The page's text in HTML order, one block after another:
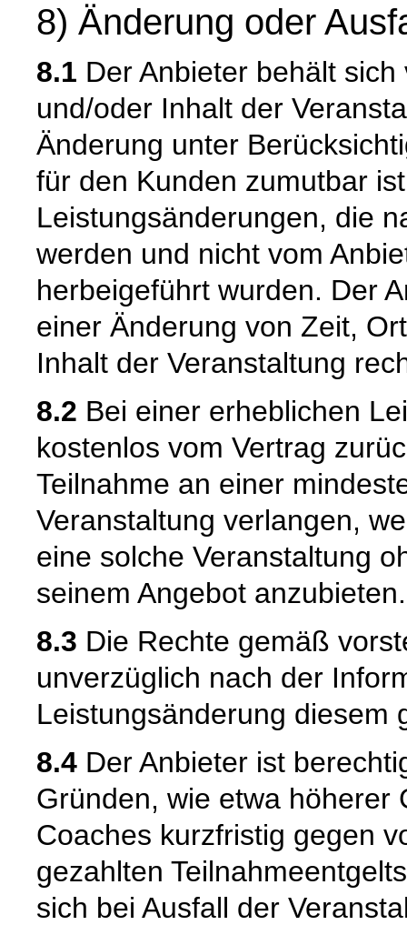
8) Änderung oder
8.1 Der Anbieter behält
und/oder Inhalt der
Änderung unter
für den Kunden zumutbar
Leistungsänderungen, die
werden und nicht vom
herbeigeführt wurden. Der
einer Änderung von Zeit,
Inhalt der Veranstaltung
8.2 Bei einer erheblichen
kostenlos vom Vertrag
Teilnahme an einer
Veranstaltung verlangen,
eine solche Veranstaltung
seinem Angebot anzubieten.
8.3 Die Rechte gemäß
unverzüglich nach der
Leistungsänderung diesem
8.4 Der Anbieter ist
Gründen, wie etwa höherer
Coaches kurzfristig gegen
gezahlten
sich bei Ausfall der